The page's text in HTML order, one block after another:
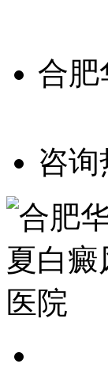
合肥
咨询